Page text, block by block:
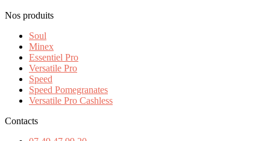
Nos produits
Soul
Minex
Essentiel Pro
Versatile Pro
Speed
Speed Pomegranates
Versatile Pro Cashless
Contacts